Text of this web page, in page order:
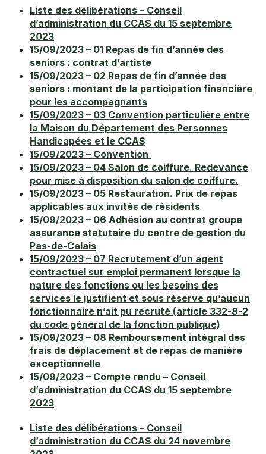
Reconnaissance anticipée
DOCUMENTS PRATIQUES
Autorisation de sortie de territoire
Certificat de cession d’un véhicule
Déclaration préalable d’une vente au déballage
Pass’ Déchets
Charte graphique
Liste des délibérations – Conseil
d’administration du CCAS du 15 septembre
2023
15/09/2023 – 01 Repas de fin d’année des
seniors : contrat d’artiste
15/09/2023 – 02 Repas de fin d’année des
seniors : montant de la participation financière
pour les accompagnants
15/09/2023 – 03 Convention particulière entre
la Maison du Département des Personnes
Handicapées et le CCAS
15/09/2023 – Convention
15/09/2023 – 04 Salon de coiffure. Redevance
pour mise à disposition du salon de coiffure.
15/09/2023 – 05 Restauration. Prix de repas
applicables aux invités de résidents
15/09/2023 – 06 Adhésion au contrat groupe
assurance statutaire du centre de gestion du
Pas-de-Calais
15/09/2023 – 07 Recrutement d’un agent
contractuel sur emploi permanent lorsque la
nature des fonctions ou les besoins des
services le justifient et sous réserve qu’aucun
fonctionnaire n’ait pu recruté (article 332-8-2
du code général de la fonction publique)
15/09/2023 – 08 Remboursement intégral des
frais de déplacement et de repas de manière
exceptionnelle
15/09/2023 – Compte rendu – Conseil
d’administration du CCAS du 15 septembre
2023
Liste des délibérations – Conseil
d’administration du CCAS du 24 novembre